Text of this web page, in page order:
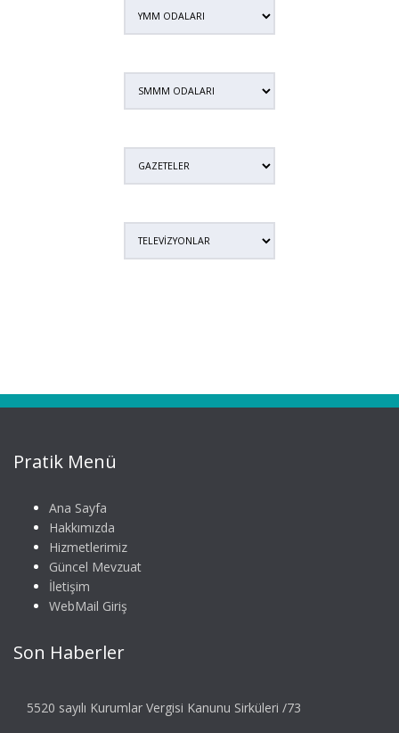
Pratik Menü
Ana Sayfa
Hakkımızda
Hizmetlerimiz
Güncel Mevzuat
İletişim
WebMail Giriş
Son Haberler
5520 sayılı Kurumlar Vergisi Kanunu Sirküleri /73